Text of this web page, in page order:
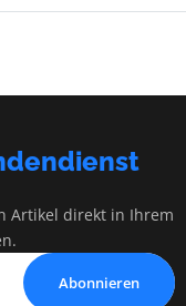
Artikel direkt in Ihrem
Abonnieren